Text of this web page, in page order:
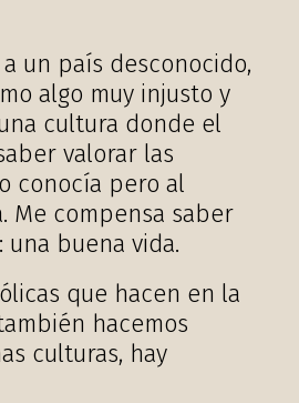
un país desconocido,
algo muy injusto y
cultura donde el
valorar las
conocía pero al
Me compensa saber
buena vida.
que hacen en la
hacemos
culturas, hay